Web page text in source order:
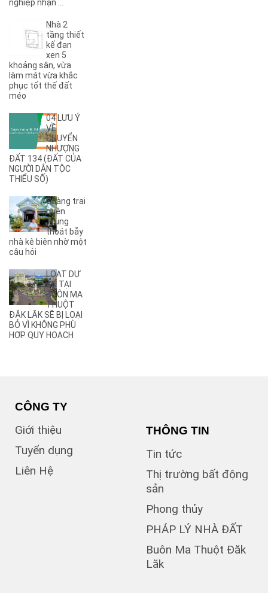
A Dừa(5)
(7)
(3)
A12 (6)
A13(2)
A14(1)
A2(7)
A3(5)
A5(8)
A6(5)
A7(17)
A8(3)
A9(2)
Ama Jhao(27)
Ama Khê (44)
Ama Pui
Ami Đoan(2)
An Dương Vương (8)
Ân Phú(2)
Âu Cơ(3)
B(2)
B5(6)
Bà Triệu(1)
Bạch Đằng (1)
Bùi Hữu Nghĩa (1)
Bùi Huy Bích(3)
nghiệp nhận ...
Nhà 2
tầng thiết
kế đan
xen 5
khoảng sân, vừa
làm mát vừa khắc
phục tốt thế đất
méo
04 LƯU Ý
VỀ
CHUYỂN
NHƯỢNG
ĐẤT 134 (ĐẤT CỦA
NGƯỜI DÂN TỘC
THIỂU SỐ)
Chàng trai
miền
Trung
thoát bẫy
nhà kê biên nhờ một
câu hỏi
LOẠT DỰ
ÁN TẠI
BUÔN MA
THUỘT
ĐĂK LĂK SẼ BỊ LOẠI
BỎ VÌ KHÔNG PHÙ
HỢP QUY HOẠCH
CÔNG TY
Giới thiệu
Tuyển dụng
Liên Hệ
THÔNG TIN
Tin tức
Thị trường bất động
sản
Phong thủy
PHÁP LÝ NHÀ ĐẤT
Buôn Ma Thuột Đăk
Lăk